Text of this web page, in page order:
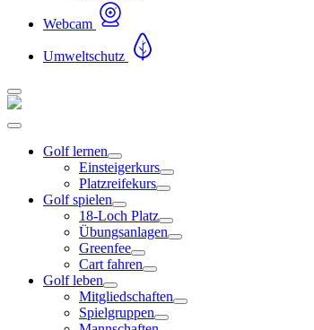
Webcam
Umweltschutz
Golf lernen
Einsteigerkurs
Platzreifekurs
Golf spielen
18-Loch Platz
Übungsanlagen
Greenfee
Cart fahren
Golf leben
Mitgliedschaften
Spielgruppen